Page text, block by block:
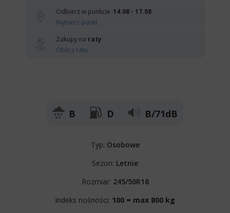
Odbierz w punkcie 14.08 - 17.08
Wybierz punkt
Zakupy na raty
Oblicz ratę
B D B/71dB
Typ: Osobowe
Sezon: Letnie
Rozmiar: 245/50R18
Indeks nośności: 100 = max 800 kg